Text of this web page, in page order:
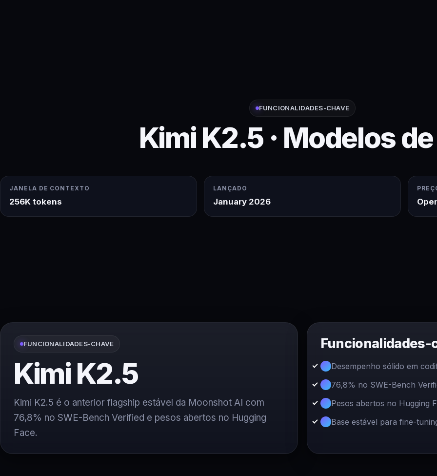
FUNCIONALIDADES-CHAVE
Kimi K2.5 · Modelos
JANELA DE CONTEXTO
256K tokens
LANÇADO
January 2026
FUNCIONALIDADES-CHAVE
Kimi K2.5
Kimi K2.5 é o anterior flagship estável da Moonshot AI com
76,8% no SWE-Bench Verified e pesos abertos no Hugging
Face.
Funcionalidades-
Desempenho sólido em
76,8% no SWE-Bench
Pesos abertos no Hugging
Base estável para fine-